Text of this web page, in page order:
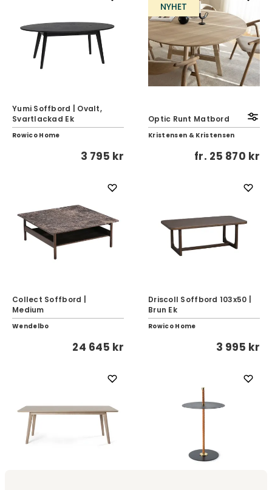
Yumi Soffbord | Ovalt,
Svartlackad Ek
Rowico Home
3 795 kr
NYHET
Optic Runt Matbord
Kristensen & Kristensen
fr. 25 870 kr
Collect Soffbord |
Medium
Wendelbo
24 645 kr
Driscoll Soffbord 103x50 |
Brun Ek
Rowico Home
3 995 kr